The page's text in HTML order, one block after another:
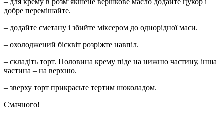
добре перемішайте.
– додайте сметану і збийте міксером до однорідної маси.
– охолоджений бісквіт розріжте навпіл.
– складіть торт. Половина крему піде на нижню частину, інша
частина – на верхню.
– зверху торт прикрасьте тертим шоколадом.
Смачного!